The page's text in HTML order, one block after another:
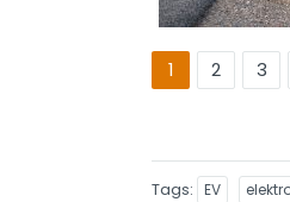
1 2 3
Tags EV